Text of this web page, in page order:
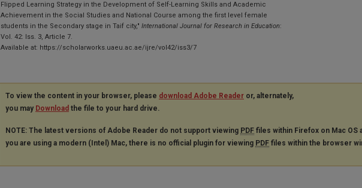
Flipped Learning Strategy in the Development of Self-Learning Skills and Academic
Achievement in the Social Studies and National Course among the first level female
students in the Secondary stage in Taif city," International Journal for Research in Education:
Vol. 42: Iss. 3, Article 7.
Available at: https://scholarworks.uaeu.ac.ae/ijre/vol42/iss3/7
To view the content in your browser, please download Adobe Reader or, alternately,
you may Download the file to your hard drive.
NOTE: The latest versions of Adobe Reader do not support viewing PDF files within Firefox on Mac OS
you are using a modern (Intel) Mac, there is no official plugin for viewing PDF files within the browser